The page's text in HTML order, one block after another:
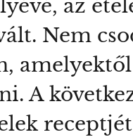
az
Nem
A